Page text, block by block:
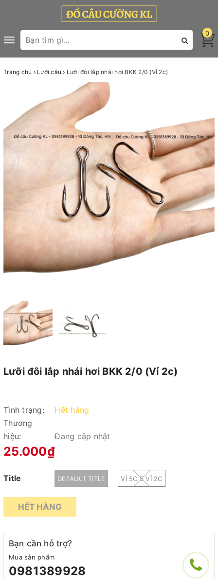
Toggle
navigation
0
Trang chủ Lưỡi câu Lưỡi đôi lắp nhái hơi BKK 2/0 (Vỉ 2c)
Lưỡi đôi lắp nhái hơi BKK 2/0 (Vỉ 2c)
Tình trạng:
Hết hàng
Thương
hiệu:
Đang cập nhật
25.000₫
Title DEFAULT TITLE VỈ 5C 5 VỈ 2C
HẾT HÀNG
Bạn cần hỗ trợ?
Mua sản phẩm
0981389928